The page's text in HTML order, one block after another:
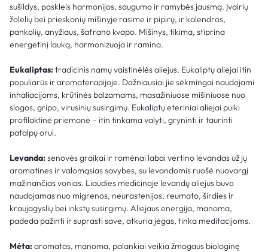
sušildys, paskleis harmonijos, saugumo ir ramybės jausmą. Įvairių
žolelių bei prieskonių mišinyje rasime ir pipirų, ir kalendros,
pankolių, anyžiaus, šafrano kvapo. Mišinys, tikima, stiprina
energetinį lauką, harmonizuoja ir ramina.
Eukaliptas:tradicinis namų vaistinėlės aliejus. Eukaliptų aliejai itin
populiarūs ir aromaterapijoje. Dažniausiai jie sėkmingai naudojami
inhaliacijoms, krūtinės balzamams, masažiniuose mišiniuose nuo
slogos, gripo, virusinių susirgimų. Eukaliptų eteriniai aliejai puiki
profilaktinė priemonė – itin tinkama valyti, gryninti ir taurinti
patalpų orui.
Levanda:senovės graikai ir romėnai labai vertino levandas už jų
aromatines ir valomąsias savybes, su levandomis ruošė nuovargį
mažinančias vonias. Liaudies medicinoje levandų aliejus buvo
naudojamas nuo migrenos, neurastenijos, reumato, širdies ir
kraujagyslių bei inkstų susirgimų. Aliejaus energija, manoma,
padeda pažinti ir suprasti save, atkuria jėgas, tinka meditacijoms.
Mėta:aromatas, manoma, palankiai veikia žmogaus biologinę